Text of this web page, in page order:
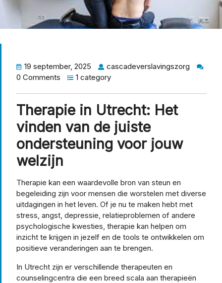
19 september, 2025
cascadeverslavingszorg
0 Comments
1 category
Therapie in Utrecht: Het
vinden van de juiste
ondersteuning voor jouw
welzijn
Therapie kan een waardevolle bron van steun en
begeleiding zijn voor mensen die worstelen met diverse
uitdagingen in het leven. Of je nu te maken hebt met
stress, angst, depressie, relatieproblemen of andere
psychologische kwesties, therapie kan helpen om
inzicht te krijgen in jezelf en de tools te ontwikkelen om
positieve veranderingen aan te brengen.
In Utrecht zijn er verschillende therapeuten en
counselingcentra die een breed scala aan therapieën